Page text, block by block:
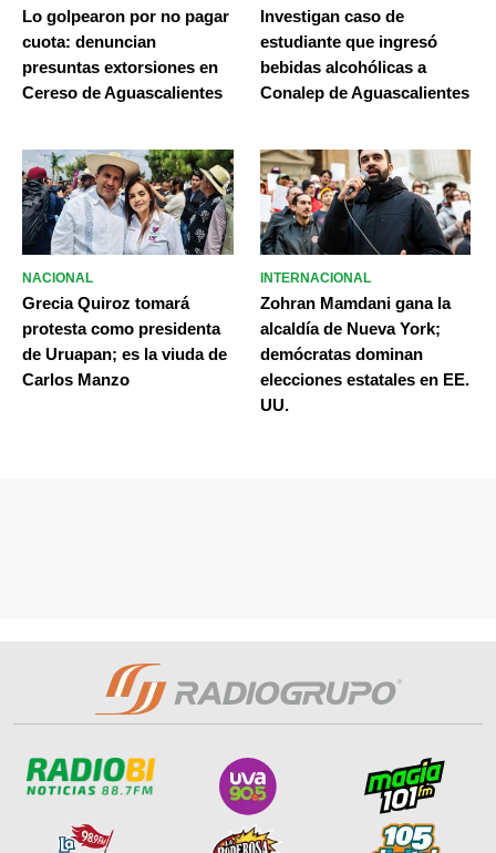
Lo golpearon por no pagar
cuota: denuncian
presuntas extorsiones en
Cereso de Aguascalientes
Investigan caso de
estudiante que ingresó
bebidas alcohólicas a
Conalep de Aguascalientes
NACIONAL
Grecia Quiroz tomará
protesta como presidenta
de Uruapan; es la viuda de
Carlos Manzo
INTERNACIONAL
Zohran Mamdani gana la
alcaldía de Nueva York;
demócratas dominan
elecciones estatales en EE.
UU.